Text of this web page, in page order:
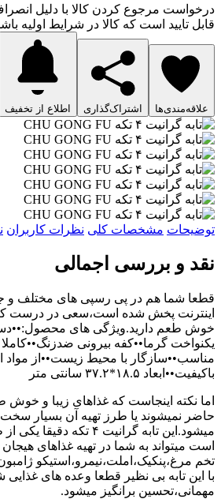
درخواست مرجوع کردن کالا با دلیل
قابل تایید است که کالا در شرایط اولیه
علاقه‌مندی‌ها اشتراک‌گذاری اطلاع از تخفیف
توضیحات مشخصات کلی نظرات کاربران
نقد و بررسی اجمالی
قطعا شما هم در پی رسپی های مختلف و
اینترنت پخش شده است،سعی در درست
خوش طعم دارید.ویژگی های
یکنواخت گرما••کفه بیرونی
مناسب••سازگار با محیط زیست••از مواد
باکیفیت••ابعاد ۱۸.۵*۳۷.۲ سانتی متر
اما نکته اینجاست که غذاهای زیبا و
حاضر نمیشوند یا طرز تهیه آن بسیار
میشود.این تابه گرانیت ۴
است میتواند به شما در تهیه غذاهای
تخم مرغ،پنکیک،املت،نیمرو،استیکو
با این تابه بی نظیر قطعا وعده های غذایی
مهمانی،تحسین برانگیز میشود.